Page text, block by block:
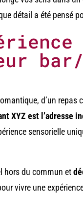
détail a été pensé
d’un
XYZ est l’adresse
sensorielle
hors du commun et
vivre une